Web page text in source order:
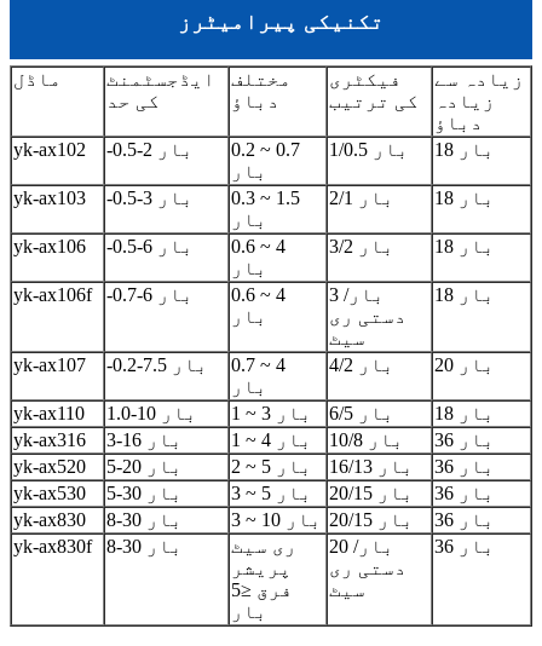
تکنیکی پیرامیٹرز
ماڈل
ایڈجسٹمنٹ
کی حد
مختلف
دباؤ
فیکٹری
کی ترتیب
زیادہ سے
زیادہ
دباؤ
yk-ax102
-0.5-2 بار
0.2 ~ 0.7
بار
1/0.5 بار 18 بار
yk-ax103 -0.5-3 بار
0.3 ~ 1.5
بار
2/1 بار 18 بار
yk-ax106 -0.5-6 بار
0.6 ~ 4
بار
3/2 بار 18 بار
yk-ax106f -0.7-6 بار
0.6 ~ 4
بار
3 بار/
دستی ری
سیٹ
18 بار
yk-ax107 -0.2-7.5 بار
0.7 ~ 4
بار
4/2 بار 20 بار
yk-ax110 1.0-10 بار 1 ~ 3 بار 6/5 بار
18 بار
yk-ax316
3-16 بار 1 ~ 4 بار 10/8 بار
36 بار
yk-ax520
5-20 بار 2 ~ 5 بار 16/13 بار
36 بار
yk-ax530
5-30 بار 3 ~ 5 بار 20/15 بار
36 بار
yk-ax830
8-30 بار 3 ~ 10 بار 20/15 بار
36 بار
yk-ax830f
8-30 بار
ری سیٹ
پریشر
فرق ≤5
بار
20 بار/
دستی ری
سیٹ
36 بار